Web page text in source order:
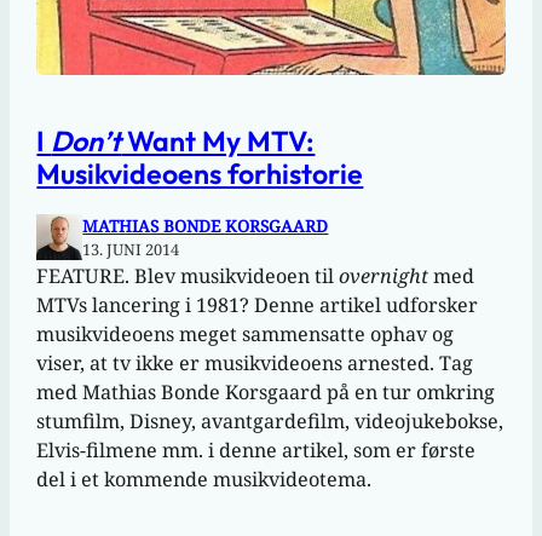
I Don’tWant My MTV:
Musikvideoens forhistorie
MATHIAS BONDE KORSGAARD
13. JUNI 2014
FEATURE. Blev musikvideoen tilovernightmed
MTVs lancering i 1981? Denne artikel udforsker
musikvideoens meget sammensatte ophav og
viser, at tv ikke er musikvideoens arnested. Tag
med Mathias Bonde Korsgaard på en tur omkring
stumfilm, Disney, avantgardefilm, videojukebokse,
Elvis-filmene mm. i denne artikel, som er første
del i et kommende musikvideotema.